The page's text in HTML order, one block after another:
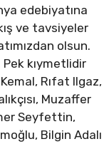
edebiyatına
ve tavsiyeler
olsun.
kıymetlidir
Rıfat Ilgaz,
Muzaffer
Seyfettin,
Bilgin Adalı